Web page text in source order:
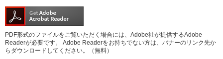
PDF形式のファイルをご覧いただく場合には、Adobe社が提供するAdobe
Readerが必要です。
Adobe Readerをお持ちでない方は、バナーのリンク先か
らダウンロードしてください。（無料）